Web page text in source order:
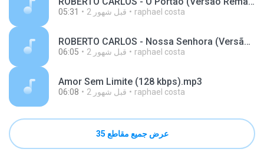
05:31 2 قبل شهور raphael costa
ROBERTO CARLOS - Nossa Senhora (Versão Remasterizada) (128 kbps).mp3
06:05 2 قبل شهور raphael costa
Amor Sem Limite (128 kbps).mp3
06:08 2 قبل شهور raphael costa
عرض جميع مقاطع 35